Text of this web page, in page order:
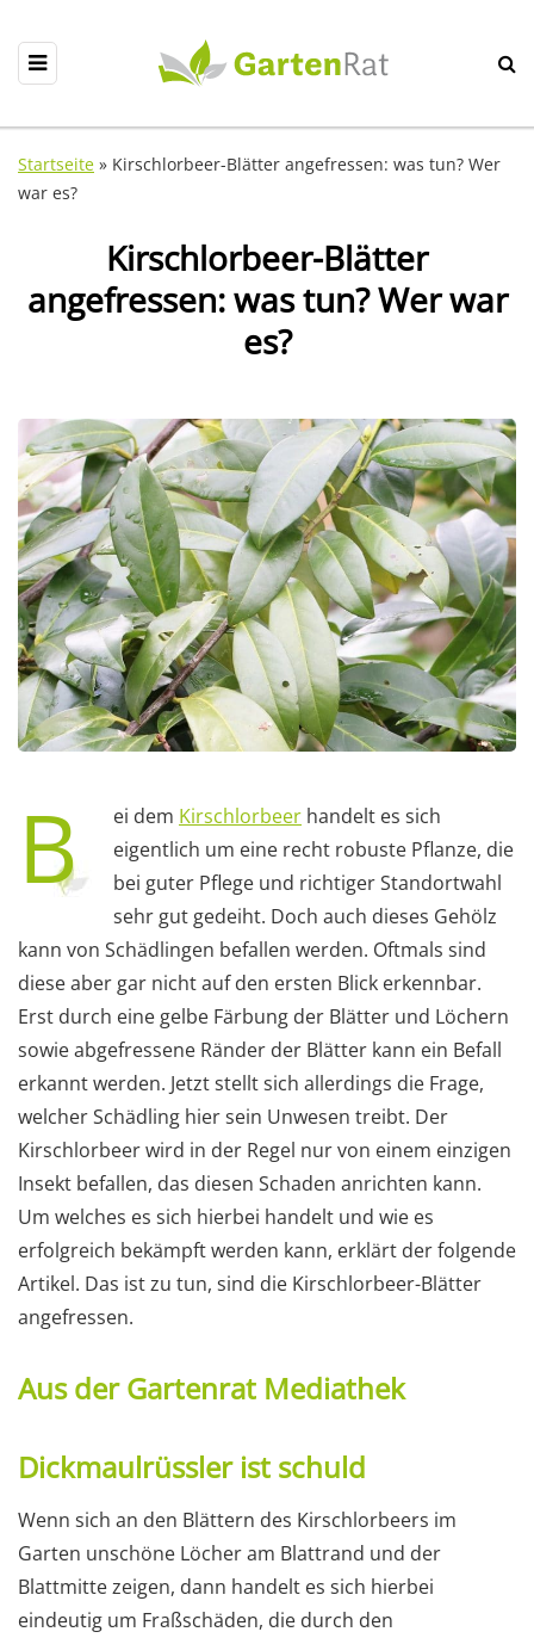
Startseite » Kirschlorbeer-Blätter angefressen: was tun? Wer
war es?
Kirschlorbeer-Blätter
angefressen: was tun? Wer war
es?
B ei dem Kirschlorbeer handelt es sich
eigentlich um eine recht robuste Pflanze, die
bei guter Pflege und richtiger Standortwahl
sehr gut gedeiht. Doch auch dieses Gehölz
kann von Schädlingen befallen werden. Oftmals sind
diese aber gar nicht auf den ersten Blick erkennbar.
Erst durch eine gelbe Färbung der Blätter und Löchern
sowie abgefressene Ränder der Blätter kann ein Befall
erkannt werden. Jetzt stellt sich allerdings die Frage,
welcher Schädling hier sein Unwesen treibt. Der
Kirschlorbeer wird in der Regel nur von einem einzigen
Insekt befallen, das diesen Schaden anrichten kann.
Um welches es sich hierbei handelt und wie es
erfolgreich bekämpft werden kann, erklärt der folgende
Artikel. Das ist zu tun, sind die Kirschlorbeer-Blätter
angefressen.
Aus der Gartenrat Mediathek
Dickmaulrüssler ist schuld
Wenn sich an den Blättern des Kirschlorbeers im
Garten unschöne Löcher am Blattrand und der
Blattmitte zeigen, dann handelt es sich hierbei
eindeutig um Fraßschäden, die durch den